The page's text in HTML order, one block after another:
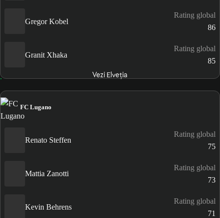
Gregor Kobel
Rating global
86
Granit Xhaka
Rating global
85
Vezi Elveţia
FC Lugano
Renato Steffen
Rating global
75
Mattia Zanotti
Rating global
73
Kevin Behrens
Rating global
71